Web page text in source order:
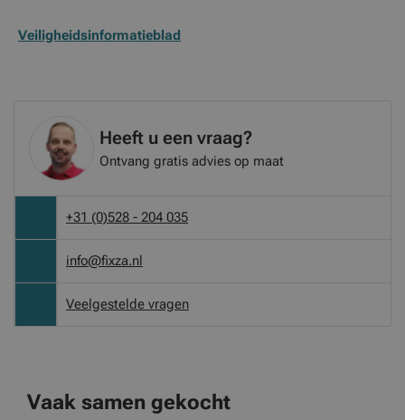
Veiligheidsinformatieblad
Heeft u een vraag?
Ontvang gratis advies op maat
+31 (0)528 - 204 035
info@fixza.nl
Veelgestelde vragen
Vaak samen gekocht